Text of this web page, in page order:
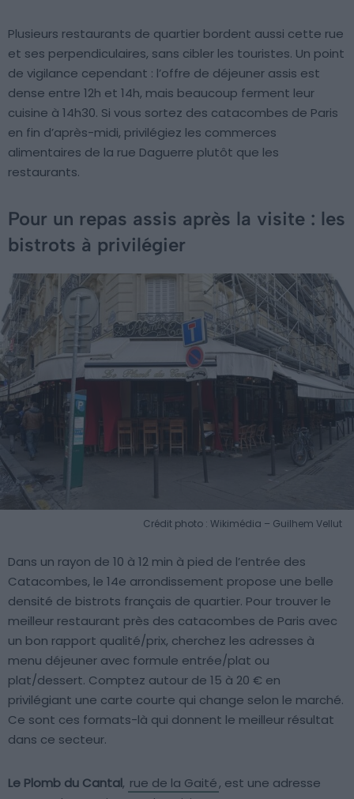
Plusieurs restaurants de quartier bordent aussi cette rue
et ses perpendiculaires, sans cibler les touristes. Un point
de vigilance cependant : l’offre de déjeuner assis est
dense entre 12h et 14h, mais beaucoup ferment leur
cuisine à 14h30. Si vous sortez des catacombes de Paris
en fin d’après-midi, privilégiez les commerces
alimentaires de la rue Daguerre plutôt que les
restaurants.
Pour un repas assis après la visite : les
bistrots à privilégier
Crédit photo : Wikimédia – Guilhem Vellut
Dans un rayon de 10 à 12 min à pied de l’entrée des
Catacombes, le 14e arrondissement propose une belle
densité de bistrots français de quartier. Pour trouver le
meilleur restaurant près des catacombes de Paris avec
un bon rapport qualité/prix, cherchez les adresses à
menu déjeuner avec formule entrée/plat ou
plat/dessert. Comptez autour de 15 à 20 € en
privilégiant une carte courte qui change selon le marché.
Ce sont ces formats-là qui donnent le meilleur résultat
dans ce secteur.
Le Plomb du Cantal, rue de la Gaité, est une adresse